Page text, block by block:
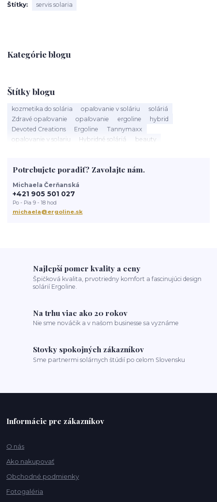
Kategórie blogu
Štítky blogu
kozmetika do solária opaľovanie v soláriu
soláriá
Zdravé opaľovanie
opaľovanie ergoline
hybrid
Devoted Creations
Ergoline
Tannymaxx
opalovanie v solariu
Hybridné soláriá
beauty
novinky
devoted creations servis solaria
Potrebujete poradiť? Zavolajte nám.
Michaela Čerňanská
+421 905 501 027
Po - Pia 9 - 18 hod
michaela@ergoline.sk
Štítky servis solaria
Najlepší pomer kvality a ceny
Špičková kvalita, prvotriedny komfort a fascinujúci design
solárií Ergoline.
Na trhu viac ako 20 rokov
Nie sme nováčik a v našom businesse sa vyznáme
Stovky spokojných zákazníkov
Sme partnermi solárnych štúdií po celom Slovensku
Informácie pre zákazníkov
O nás
Ako nakupovať
Obchodné podmienky
Fotogaléria